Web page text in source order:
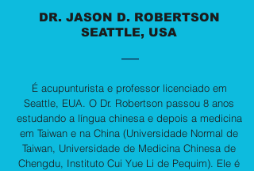
DR. JASON D. ROBERTSON
SEATTLE, USA
É acupunturista e professor licenciado em
Seattle, EUA. O Dr. Robertson passou 8 anos
estudando a língua chinesa e depois a medicina
em Taiwan e na China (Universidade Normal de
Taiwan, Universidade de Medicina Chinesa de
Chengdu, Instituto Cui Yue Li de Pequim). Ele é